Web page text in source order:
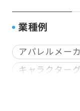
配送・郵送用
業種例
アパレルメー
キャラクター